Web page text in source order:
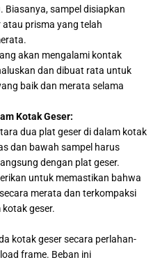
Biasanya, sampel disiapkan
prisma yang telah
akan mengalami kontak
dan dibuat rata untuk
baik dan merata selama
Kotak Geser:
dua plat geser di dalam kotak
dan bawah sampel harus
dengan plat geser.
untuk memastikan bahwa
merata dan terkompaksi
geser.
kotak geser secara perlahan-
frame. Beban ini